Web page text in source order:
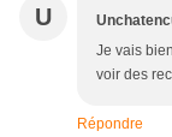
U
Je vais
voir des
Répondre